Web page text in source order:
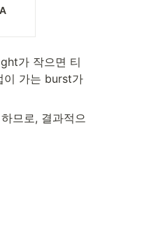
가 작으면 티
이 가는 burst가
므로, 결과적으